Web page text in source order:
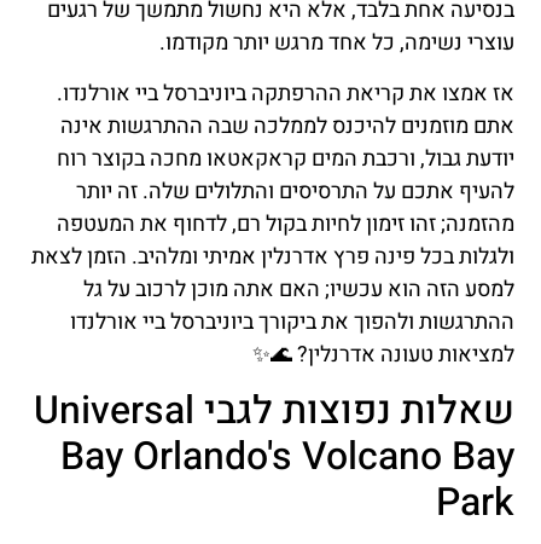
בנסיעה אחת בלבד, אלא היא נחשול מתמשך של רגעים
עוצרי נשימה, כל אחד מרגש יותר מקודמו.
אז אמצו את קריאת ההרפתקה ביוניברסל ביי אורלנדו.
אתם מוזמנים להיכנס לממלכה שבה ההתרגשות אינה
יודעת גבול, ורכבת המים קראקאטאו מחכה בקוצר רוח
להעיף אתכם על התרסיסים והתלולים שלה. זה יותר
מהזמנה; זהו זימון לחיות בקול רם, לדחוף את המעטפה
ולגלות בכל פינה פרץ אדרנלין אמיתי ומלהיב. הזמן לצאת
למסע הזה הוא עכשיו; האם אתה מוכן לרכוב על גל
ההתרגשות ולהפוך את ביקורך ביוניברסל ביי אורלנדו
למציאות טעונה אדרנלין? 🌊✨
שאלות נפוצות לגבי Universal
Bay Orlando's Volcano Bay
Park